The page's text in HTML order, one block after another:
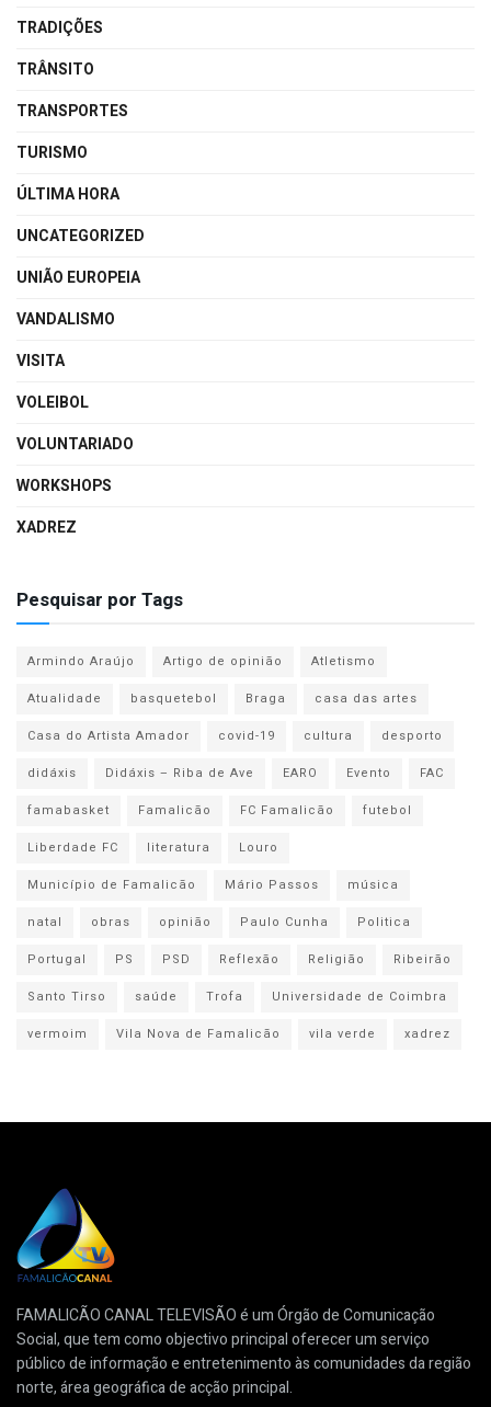
TRADIÇÕES
TRÂNSITO
TRANSPORTES
TURISMO
ÚLTIMA HORA
UNCATEGORIZED
UNIÃO EUROPEIA
VANDALISMO
VISITA
VOLEIBOL
VOLUNTARIADO
WORKSHOPS
XADREZ
Pesquisar por Tags
Armindo Araújo Artigo de opinião
Atletismo
Atualidade
basquetebol Braga
casa das artes
Casa do Artista Amador
covid-19 cultura
desporto
didáxis
Didáxis – Riba de Ave EARO Evento
FAC
famabasket
Famalicão FC Famalicão
futebol
Liberdade FC
literatura
Louro
Município de Famalicão
Mário Passos
música
natal
obras opinião Paulo Cunha
Politica
Portugal
PS PSD Reflexão Religião
Ribeirão
Santo Tirso
saúde Trofa
Universidade de Coimbra
vermoim
Vila Nova de Famalicão vila verde xadrez
FAMALICÃO CANAL TELEVISÃO é um Órgão de Comunicação
Social, que tem como objectivo principal oferecer um serviço
público de informação e entretenimento às comunidades da região
norte, área geográfica de acção principal.